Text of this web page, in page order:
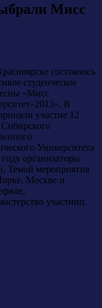
Мисс
состоялось
студенческое
«Мисс
В
участие 12
Сибирского
Университета
организаторы
Темой мероприятия
Москве и
участниц.